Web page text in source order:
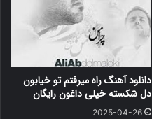
دانلود آهنگ راه میرفتم تو خیابون
دل شکسته خیلی داغون رایگان
2025-04-26